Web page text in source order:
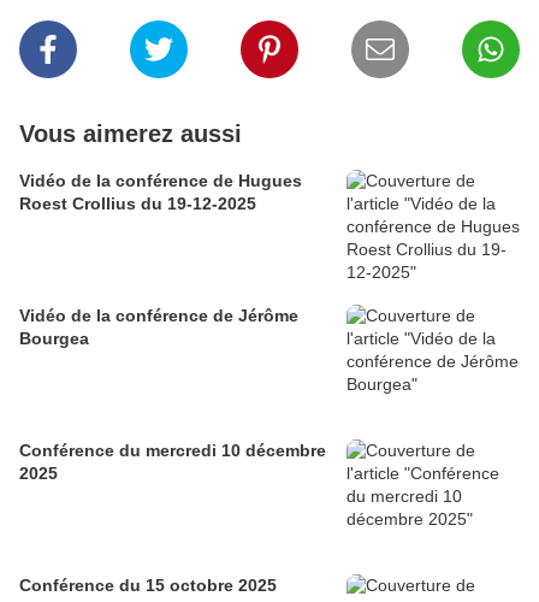
Vous aimerez aussi
Vidéo de la conférence de Hugues
Roest Crollius du 19-12-2025
Vidéo de la conférence de Jérôme
Bourgea
Conférence du mercredi 10 décembre
2025
Conférence du 15 octobre 2025